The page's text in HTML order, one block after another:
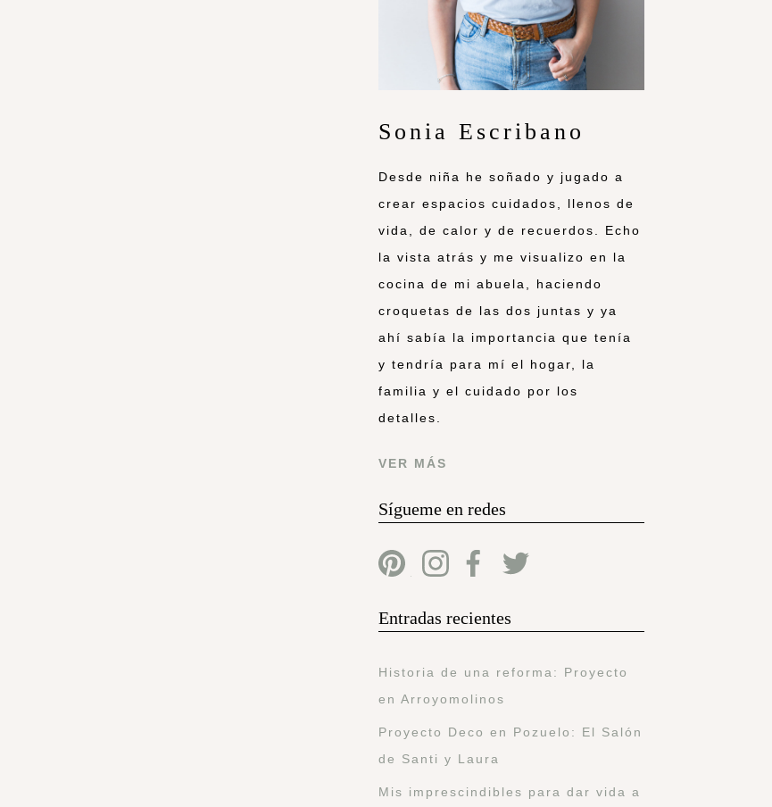
Sonia Escribano
Desde niña he soñado y jugado a
crear espacios cuidados, llenos de
vida, de calor y de recuerdos. Echo
la vista atrás y me visualizo en la
cocina de mi abuela, haciendo
croquetas de las dos juntas y ya
ahí sabía la importancia que tenía
y tendría para mí el hogar, la
familia y el cuidado por los
detalles.
VER MÁS
Sígueme en redes
Entradas recientes
Historia de una reforma: Proyecto
en Arroyomolinos
Proyecto Deco en Pozuelo: El Salón
de Santi y Laura
Mis imprescindibles para dar vida a